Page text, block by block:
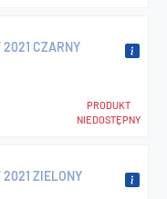
2021 CZARNY
PRODUKT
NIEDOSTĘPNY
2021 ZIELONY